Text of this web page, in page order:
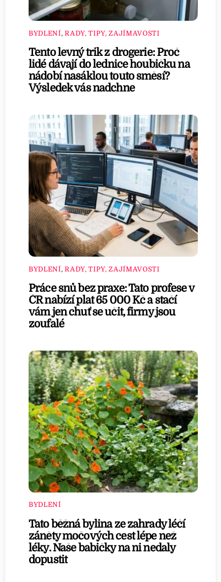
BYDLENÍ,RADY, TIPY, ZAJÍMAVOSTI
Tento levný trik z drogerie: Proč
lidé dávají do lednice houbičku na
nádobí nasáklou touto směsí?
Výsledek vás nadchne
BYDLENÍ,RADY, TIPY, ZAJÍMAVOSTI
Práce snů bez praxe: Tato profese v
ČR nabízí plat 65 000 Kč a stačí
vám jen chuť se učit, firmy jsou
zoufalé
BYDLENÍ
Tato běžná bylina ze zahrady léčí
záněty močových cest lépe než
léky. Naše babičky na ni nedaly
dopustit